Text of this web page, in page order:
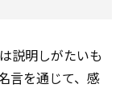
説明しがたいも
言を通じて、感